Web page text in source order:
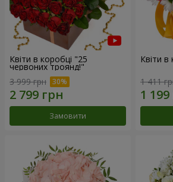
Квіти в коробці "25
червоних троянд!"
3 999 грн
Замовити
Квіти
1 411